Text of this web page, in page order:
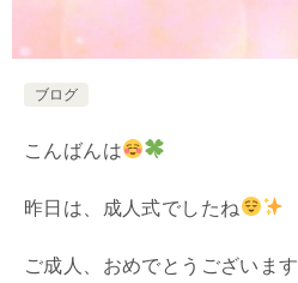
ブログ
こんばんは
昨日は、成人式でしたね
ご成人、おめでとうございます